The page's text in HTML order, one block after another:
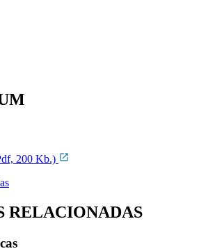
200 Kb.)
RELACIONADAS